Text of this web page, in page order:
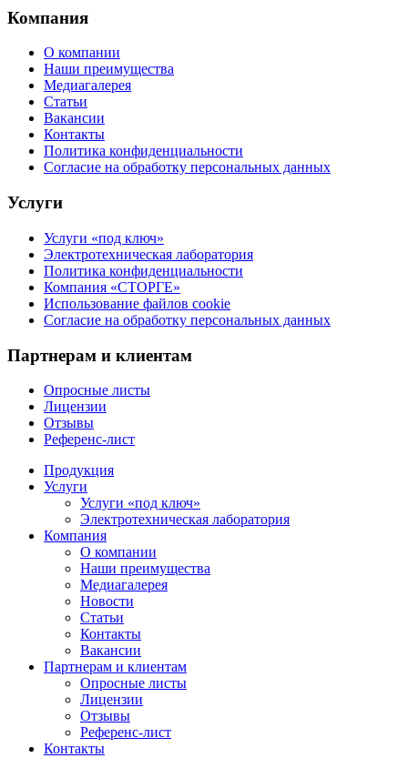
Компания
О компании
Наши преимущества
Медиагалерея
Статьи
Вакансии
Контакты
Политика конфиденциальности
Согласие на обработку персональных данных
Услуги
Услуги «под ключ»
Электротехническая лаборатория
Политика конфиденциальности
Компания «СТОРГЕ»
Использование файлов cookie
Согласие на обработку персональных данных
Партнерам и клиентам
Опросные листы
Лицензии
Отзывы
Референс-лист
Продукция
Услуги
Услуги «под ключ»
Электротехническая лаборатория
Компания
О компании
Наши преимущества
Медиагалерея
Новости
Статьи
Контакты
Вакансии
Партнерам и клиентам
Опросные листы
Лицензии
Отзывы
Референс-лист
Контакты